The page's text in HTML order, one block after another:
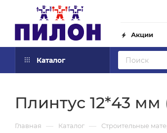
Акции
Каталог
Плинтус 12*43
Главная — Каталог — Строительные